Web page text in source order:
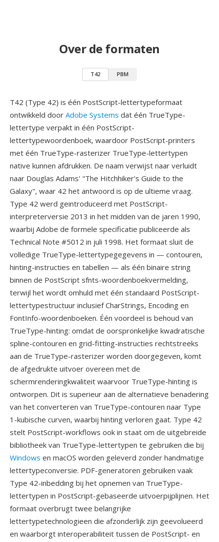
Over de formaten
T42 PBM
T42 (Type 42) is één PostScript-lettertypeformaat
ontwikkeld door Adobe Systems dat één TrueType-
lettertype verpakt in één PostScript-
lettertypewoordenboek, waardoor PostScript-printers
met één TrueType-rasterizer TrueType-lettertypen
native kunnen afdrukken. De naam verwijst naar verluidt
naar Douglas Adams' "The Hitchhiker's Guide to the
Galaxy", waar 42 het antwoord is op de ultieme vraag.
Type 42 werd geintroduceerd met PostScript-
interpreterversie 2013 in het midden van de jaren 1990,
waarbij Adobe de formele specificatie publiceerde als
Technical Note #5012 in juli 1998. Het formaat sluit de
volledige TrueType-lettertypegegevens in — contouren,
hinting-instructies en tabellen — als één binaire string
binnen de PostScript sfnts-woordenboekvermelding,
terwijl het wordt omhuld met één standaard PostScript-
lettertypestructuur inclusief CharStrings, Encoding en
FontInfo-woordenboeken. Één voordeel is behoud van
TrueType-hinting: omdat de oorspronkelijke kwadratische
spline-contouren en grid-fitting-instructies rechtstreeks
aan de TrueType-rasterizer worden doorgegeven, komt
de afgedrukte uitvoer overeen met de
schermrenderingkwaliteit waarvoor TrueType-hinting is
ontworpen. Dit is superieur aan de alternatieve benadering
van het converteren van TrueType-contouren naar Type
1-kubische curven, waarbij hinting verloren gaat. Type 42
stelt PostScript-workflows ook in staat om de uitgebreide
bibliotheek van TrueType-lettertypen te gebruiken die bij
Windows en macOS worden geleverd zonder handmatige
lettertypeconversie. PDF-generatoren gebruiken vaak
Type 42-inbedding bij het opnemen van TrueType-
lettertypen in PostScript-gebaseerde uitvoerpijplijnen. Het
formaat overbrugt twee belangrijke
lettertypetechnologieen die afzonderlijk zijn geevolueerd
en waarborgt interoperabiliteit tussen de PostScript- en